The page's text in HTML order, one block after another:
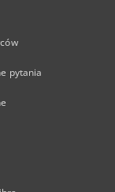
pytania